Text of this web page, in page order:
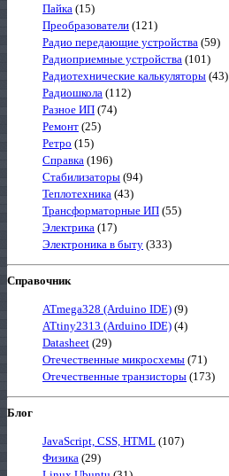
Пайка (15)
Преобразователи (121)
Радио передающие устройства (59)
Радиоприемные устройства (101)
Радиотехнические калькуляторы (43)
Радиошкола (112)
Разное ИП (74)
Ремонт (25)
Ретро (15)
Справка (196)
Стабилизаторы (94)
Теплотехника (43)
Трансформаторные ИП (55)
Электрика (17)
Электроника в быту (333)
Справочник
ATmega328 (Arduino IDE) (9)
ATtiny2313 (Arduino IDE) (4)
Datasheet (29)
Отечественные микросхемы (71)
Отечественные транзисторы (173)
Блог
JavaScript, CSS, HTML (107)
Физика (29)